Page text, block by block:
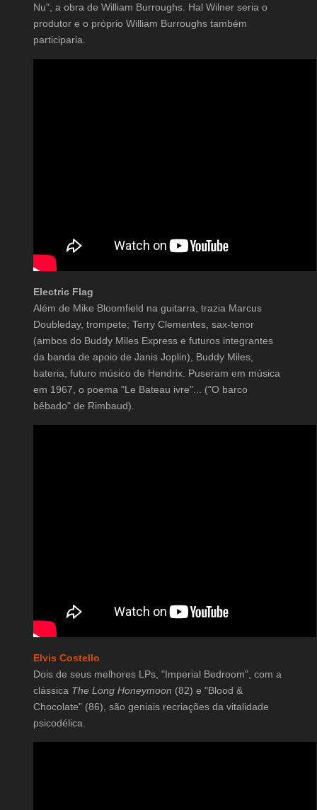
Nu", a obra de William Burroughs. Hal Wilner seria o
produtor e o próprio William Burroughs também
participaria.
Electric Flag
Além de Mike Bloomfield na guitarra, trazia Marcus
Doubleday, trompete; Terry Clementes, sax-tenor
(ambos do Buddy Miles Express e futuros integrantes
da banda de apoio de Janis Joplin), Buddy Miles,
bateria, futuro músico de Hendrix. Puseram em música
em 1967, o poema "Le Bateau ivre"... ("O barco
bêbado" de Rimbaud).
Elvis Costello
Dois de seus melhores LPs, "Imperial Bedroom", com a
clássica The Long Honeymoon (82) e "Blood &
Chocolate" (86), são geniais recriações da vitalidade
psicodélica.